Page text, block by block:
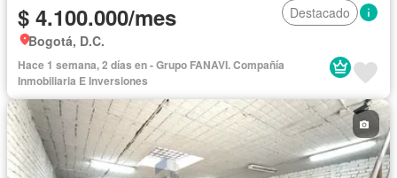
$ 4.100.000/mes
Destacado
Bogotá, D.C.
Hace 1 semana, 2 días en - Grupo FANAVI. Compañía
Inmobiliaria E Inversiones